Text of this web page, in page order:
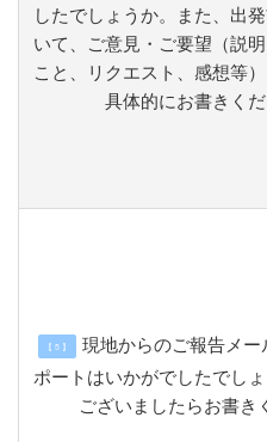
したでしょうか。また、出
いて、ご意見・ご要望（説
こと、リクエスト、感想等
具体的にお書きくだ
【 5 】
現地からのご報告メ
ポートはいかがでしたでし
ございましたらお書き